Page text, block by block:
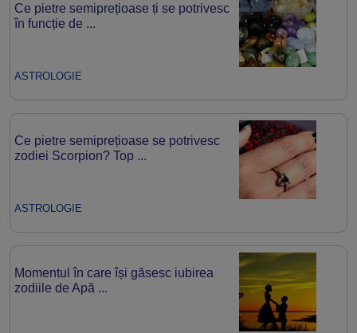
Ce pietre semiprețioase ți se potrivesc
în funcție de ...
ASTROLOGIE
Ce pietre semiprețioase se potrivesc
zodiei Scorpion? Top ...
ASTROLOGIE
Momentul în care își găsesc iubirea
zodiile de Apă ...